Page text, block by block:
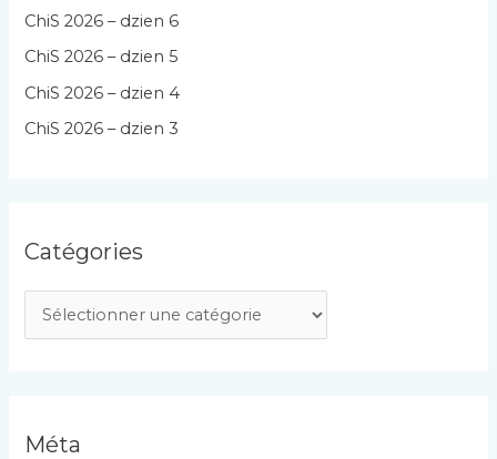
ChiS 2026 – dzien 6
ChiS 2026 – dzien 5
ChiS 2026 – dzien 4
ChiS 2026 – dzien 3
Catégories
a
gMéta